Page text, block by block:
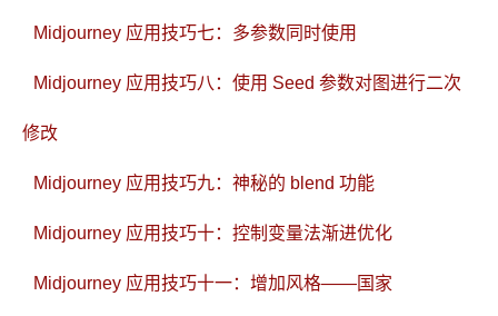
Midjourney 应用技巧七：多参数同时使用
Midjourney 应用技巧八：使用 Seed 参数对图进行二次
修改
Midjourney 应用技巧九：神秘的 blend 功能
Midjourney 应用技巧十：控制变量法渐进优化
Midjourney 应用技巧十一：增加风格——国家